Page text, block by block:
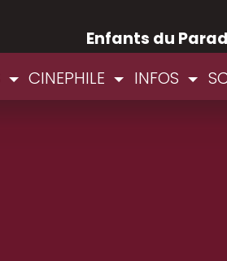
Enfants du
CINEPHILE INFOS